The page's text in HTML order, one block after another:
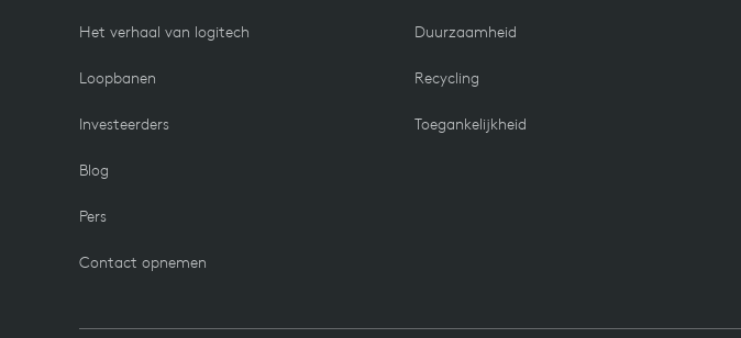
Het verhaal van logitech
Loopbanen
Investeerders
Blog
Pers
Contact opnemen
Duurzaamheid
Recycling
Toegankelijkheid